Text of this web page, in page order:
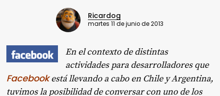
Ricardog
martes 11 de junio de 2013
En el contexto de distintas
actividades para desarrolladores que
Facebookestá llevando a cabo en Chile y Argentina,
tuvimos la posibilidad de conversar con uno de los